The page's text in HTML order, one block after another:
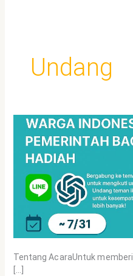
Undang
Tentang AcaraUntuk
Tambah
Teman
LINE,
Hadiah
Hingga